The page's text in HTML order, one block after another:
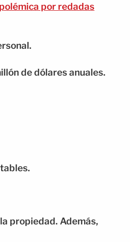
por redadas
de dólares anuales.
propiedad. Además,